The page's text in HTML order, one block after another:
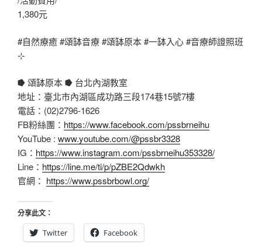
1,380元
#自然療癒#頌缽音療#頌缽原本#一缽入心#音療師證照班
⊹
⭓ 頌缽原本 ⭓ 台北內湖教室
地址：臺北市內湖區成功路三段174巷15號7樓
電話：(02)2796-1626
FB粉絲團： https://www.facebook.com/pssbrneihu
YouTube : www.youtube.com/@pssbr3328
IG： https://www.instagram.com/pssbrneihu353328/
Line： https://line.me/ti/p/pZBE2Qdwkh
官網： https://www.pssbrbowl.org/
分享此文：
Twitter
Facebook